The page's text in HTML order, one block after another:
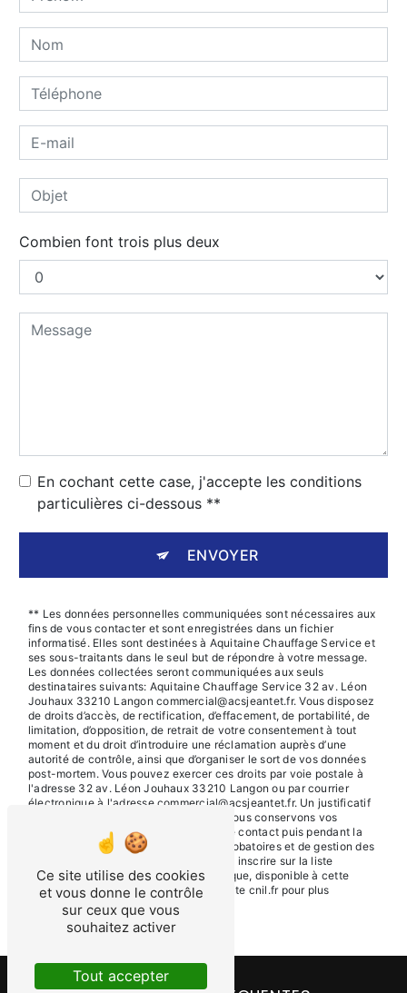
Combien font trois plus deux
En cochant cette case, j'accepte les conditions
particulières ci-dessous **
ENVOYER
** Les données personnelles communiquées sont nécessaires aux
fins de vous contacter et sont enregistrées dans un fichier
informatisé. Elles sont destinées à Aquitaine Chauffage Service et
ses sous-traitants dans le seul but de répondre à votre message.
Les données collectées seront communiquées aux seuls
destinataires suivants: Aquitaine Chauffage Service 32 av. Léon
Jouhaux 33210 Langon commercial@acsjeantet.fr. Vous disposez
de droits d’accès, de rectification, d’effacement, de portabilité, de
limitation, d’opposition, de retrait de votre consentement à tout
moment et du droit d’introduire une réclamation auprès d’une
autorité de contrôle, ainsi que d’organiser le sort de vos données
post-mortem. Vous pouvez exercer ces droits par voie postale à
l'adresse 32 av. Léon Jouhaux 33210 Langon ou par courrier
électronique à l'adresse commercial@acsjeantet.fr. Un justificatif
d'identité pourra vous être demandé. Nous conservons vos
données pendant la période de prise de contact puis pendant la
durée de prescription légale aux fins probatoires et de gestion des
contentieux. Vous avez le droit de vous inscrire sur la liste
d'opposition au démarchage téléphonique, disponible à cette
adresse: Bloctel.gouv.fr. Consultez le site cnil.fr pour plus
d’informations sur vos droits.
Ce site utilise des cookies
et vous donne le contrôle
sur ceux que vous
souhaitez activer
Tout accepter